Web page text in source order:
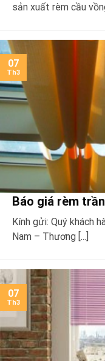
sản xuất rèm cầu
Báo giá rèm
Kính gửi: Quý khách
Nam – Thương [...]
07
Th3
07
Th3